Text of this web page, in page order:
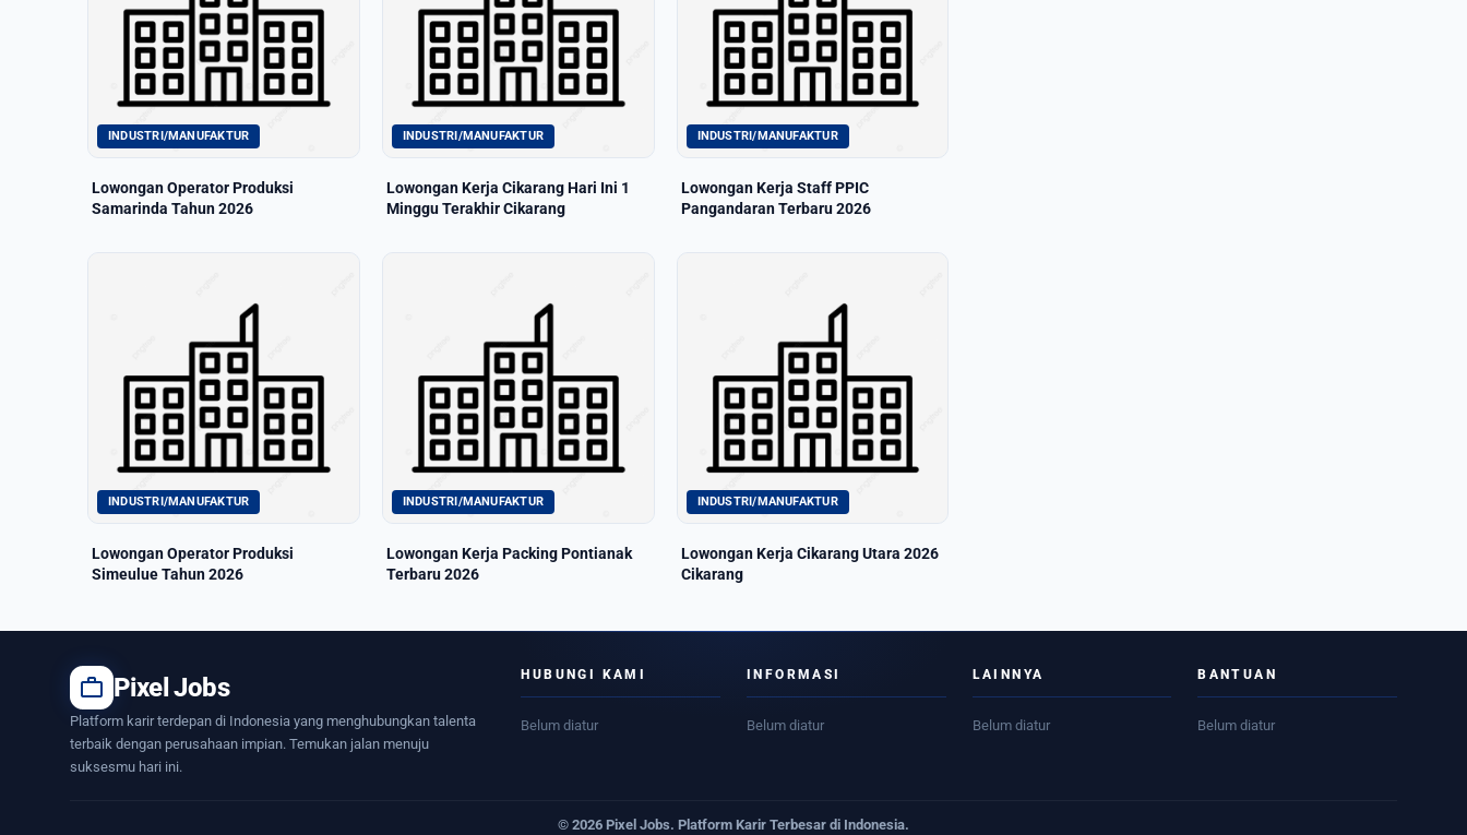
INDUSTRI/MANUFAKTUR
Lowongan Operator Produksi
Samarinda Tahun 2026
INDUSTRI/MANUFAKTUR
Lowongan Kerja Cikarang Hari Ini 1
Minggu Terakhir Cikarang
INDUSTRI/MANUFAKTUR
Lowongan Kerja Staff PPIC
Pangandaran Terbaru 2026
INDUSTRI/MANUFAKTUR
Lowongan Operator Produksi
Simeulue Tahun 2026
INDUSTRI/MANUFAKTUR
Lowongan Kerja Packing Pontianak
Terbaru 2026
INDUSTRI/MANUFAKTUR
Lowongan Kerja Cikarang Utara 2026
Cikarang
work Pixel Jobs
Platform karir terdepan di Indonesia yang menghubungkan talenta
terbaik dengan perusahaan impian. Temukan jalan menuju
suksesmu hari ini.
HUBUNGI KAMI
Belum diatur
INFORMASI
Belum diatur
LAINNYA
Belum diatur
BANTUAN
Belum diatur
© 2026 Pixel Jobs. Platform Karir Terbesar di Indonesia.